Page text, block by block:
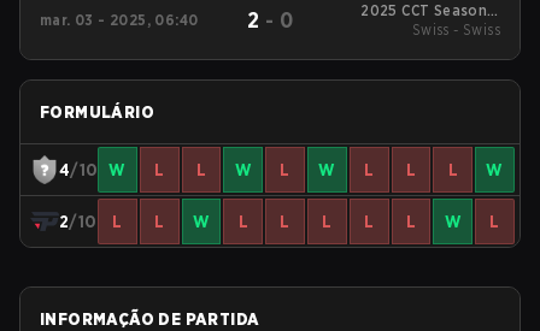
mar. 03 - 2025, 06:40 2 - 0
2025 CCT Season 2
South American
Swiss - Swiss
FORMULÁRIO
4/10 W L L W L W L L L W
2/10 L L W L L L L L W L
INFORMAÇÃO DE PARTIDA